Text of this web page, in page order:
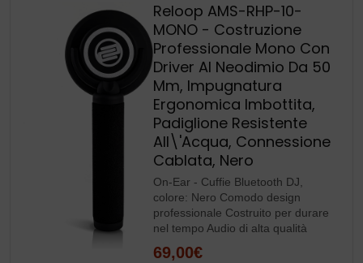
Reloop AMS-RHP-10-
MONO - Costruzione
Professionale Mono Con
Driver Al Neodimio Da 50
Mm, Impugnatura
Ergonomica Imbottita,
Padiglione Resistente
All\'Acqua, Connessione
Cablata, Nero
On-Ear - Cuffie Bluetooth DJ,
colore: Nero Comodo design
professionale Costruito per durare
nel tempo Audio di alta qualità
69,00€